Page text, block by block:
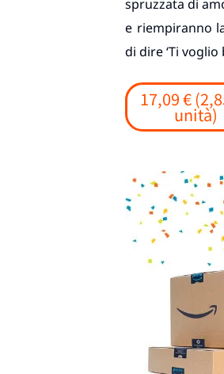
spruzzata di
e riempiranno
di dire ‘Ti
17,09 €
unità)